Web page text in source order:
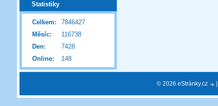
Statistiky
Online: 148
Celkem:
7846427
Měsíc:
116738
Den:
7428
© 2026 eStránky.cz